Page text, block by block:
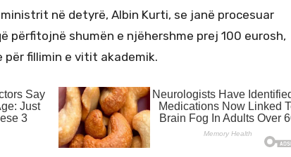
në detyrë, Albin Kurti, se janë procesuar
përfitojnë shumën e njëhershme prej 100 eurosh,
fillimin e vitit akademik.